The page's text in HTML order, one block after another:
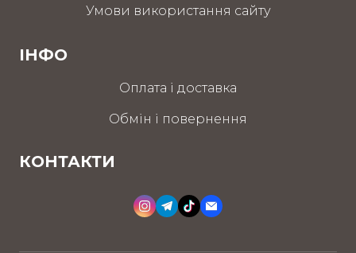
Умови використання сайту
ІНФО
Оплата і доставка
Обмін і повернення
КОНТАКТИ